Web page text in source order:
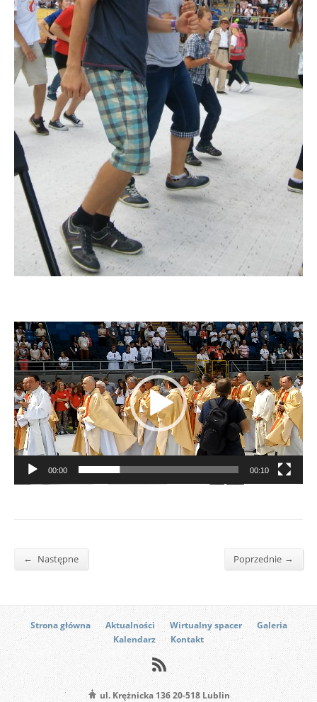
Odtwarzacz
video
00:00 00:10
← Następne Poprzednie →
Strona główna Aktualności Wirtualny spacer
Galeria
Kalendarz
Kontakt
ul. Krężnicka 136 20-518 Lublin